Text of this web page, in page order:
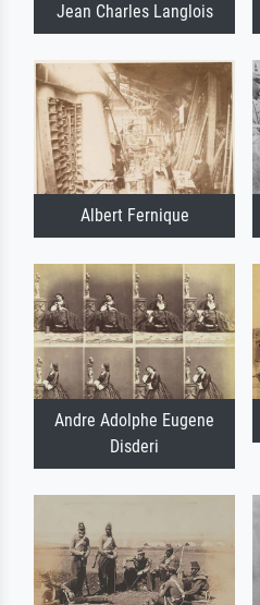
Jean Charles Langlois
Albert Fernique
Andre Adolphe Eugene
Disderi